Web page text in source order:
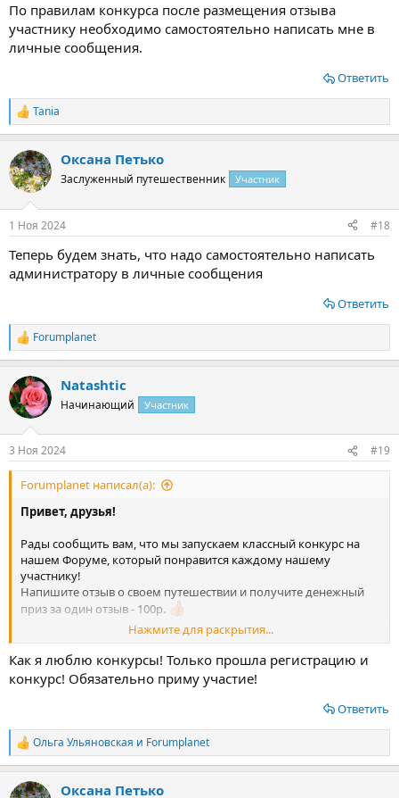
По правилам конкурса после размещения отзыва
участнику необходимо самостоятельно написать мне в
личные сообщения.
Ответить
Р
е
к
ц
и
Tania
Оксана Петько
Заслуженный путешественник Участник
1 Ноя 2024 #18
Теперь будем знать, что надо самостоятельно написать
администратору в личные сообщения
Ответить
Р
е
к
ц
и
Forumplanet
Natashtic
Начинающий Участник
3 Ноя 2024 #19
Forumplanet написал(а):
Привет, друзья!
Рады сообщить вам, что мы запускаем классный конкурс на
нашем Форуме, который понравится каждому нашему
участнику!
Напишите отзыв о своем путешествии и получите денежный
приз за один отзыв - 100р.
Конкурс продлится до 31 декабря 2024 года!
Каждый человек в путешествии получает огромное
количество знаний и информации, а все эти знания могут быть
полезны другим людям. Именно поэтому мы и создали этот
путешествовать. Но в нашем мире «время» - очень ценный
ресурс и мы понимаем, что не у всех его хватает, чтобы
поделиться накопленным опытом с другими. Именно поэтому
мы хотим компенсировать время, которое вы тратите, делясь с
Нажмите для раскрытия...
Как я люблю конкурсы! Только прошла регистрацию и
конкурс! Обязательно приму участие!
Ответить
Р
е
к
Ольга Ульяновская и Forumplanet
Оксана Петько